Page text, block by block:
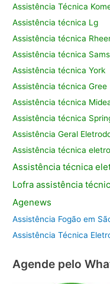
Assistência Técnica
Assistência técnica Lg
Assistência técnica
Assistência técnica
Assistência técnica York
Assistência técnica Gree
Assistência técnica
Assistência técnica
Assistência Geral
Assistência técnica
Assistência técnica
Lofra assistência
Agenews
Assistência Fogão em
Assistência Técnica
Agende pelo